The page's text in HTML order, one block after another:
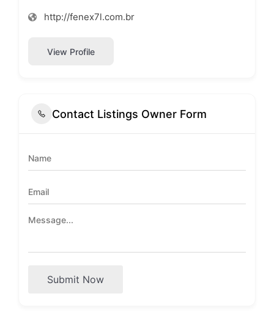
http://fenex7l.com.br
View Profile
Contact Listings Owner Form
Submit Now